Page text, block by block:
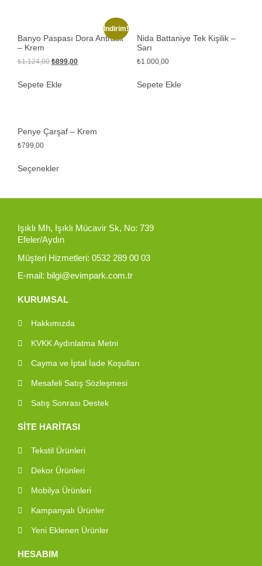
İndirim!
Banyo Paspası Dora Antrasit
– Krem
₺1.124,00 ₺899,00
Sepete Ekle
Nida Battaniye Tek Kişilik –
Sarı
₺1.000,00
Sepete Ekle
Penye Çarşaf – Krem
₺799,00
Seçenekler
Işıklı Mh, Işıklı Mücavir Sk, No: 739
Efeler/Aydın
Müşteri Hizmetleri: 0532 289 00 03
E-mail: bilgi@evimpark.com.tr
KURUMSAL
Hakkımızda
KVKK Aydınlatma Metni
Cayma ve İptal İade Koşulları
Mesafeli Satış Sözleşmesi
Satış Sonrası Destek
SİTE HARİTASI
Tekstil Ürünleri
Dekor Ürünleri
Mobilya Ürünleri
Kampanyalı Ürünler
Yeni Eklenen Ürünler
HESABIM